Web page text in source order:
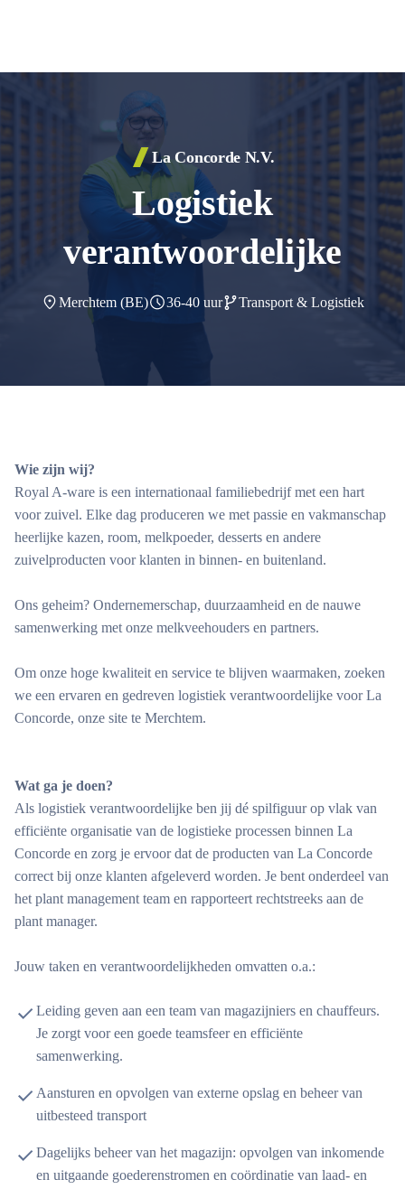
Finance & Accounting
Quality Assurance
Safety, Health & Environment
Sales
Supply Chain
Transport & Logistiek
Technologie
Traineeships
La Concorde N.V.
Logistiek
verantwoordelijke
Merchtem (BE) 36-40 uur Transport & Logistiek
Wie zijn wij?
Royal A-ware is een internationaal familiebedrijf met een hart
voor zuivel. Elke dag produceren we met passie en vakmanschap
heerlijke kazen, room, melkpoeder, desserts en andere
zuivelproducten voor klanten in binnen- en buitenland.
Ons geheim? Ondernemerschap, duurzaamheid en de nauwe
samenwerking met onze melkveehouders en partners.
Om onze hoge kwaliteit en service te blijven waarmaken, zoeken
we een ervaren en gedreven logistiek verantwoordelijke voor La
Concorde, onze site te Merchtem.
Wat ga je doen?
Als logistiek verantwoordelijke ben jij dé spilfiguur op vlak van
efficiënte organisatie van de logistieke processen binnen La
Concorde en zorg je ervoor dat de producten van La Concorde
correct bij onze klanten afgeleverd worden. Je bent onderdeel van
het plant management team en rapporteert rechtstreeks aan de
plant manager.
Jouw taken en verantwoordelijkheden omvatten o.a.:
Leiding geven aan een team van magazijniers en chauffeurs.
Je zorgt voor een goede teamsfeer en efficiënte
samenwerking.
Aansturen en opvolgen van externe opslag en beheer van
uitbesteed transport
Dagelijks beheer van het magazijn: opvolgen van inkomende
en uitgaande goederenstromen en coördinatie van laad- en